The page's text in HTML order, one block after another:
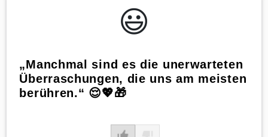
😃️
„Manchmal sind es die unerwarteten
Überraschungen, die uns am meisten
berühren.“ 😌💖🎁